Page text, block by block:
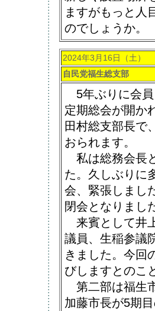
ますがもっと人
のでしょうか。
2024年3月16日（土）
自民党福生総支部
5年ぶりに会員
定期総会が開か
田村総支部長で
おられます。
私は総務会長
た。久しぶりに
会、緊張しまし
閉会となりまし
来賓として井
議員、生稲参議
きました。今回
びしますとのこ
第二部は福生
加藤市長が5期